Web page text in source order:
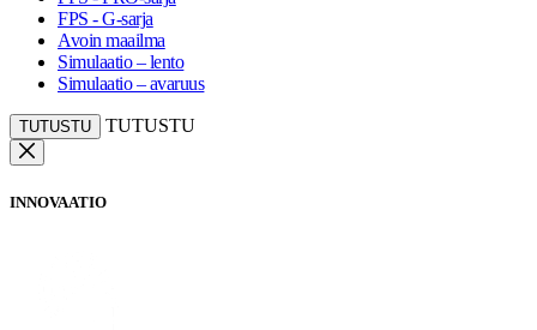
FPS - G-sarja
Avoin maailma
Simulaatio – lento
Simulaatio – avaruus
TUTUSTU TUTUSTU
INNOVAATIO